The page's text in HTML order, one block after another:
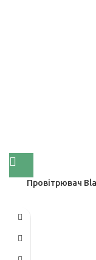
Провітрювач